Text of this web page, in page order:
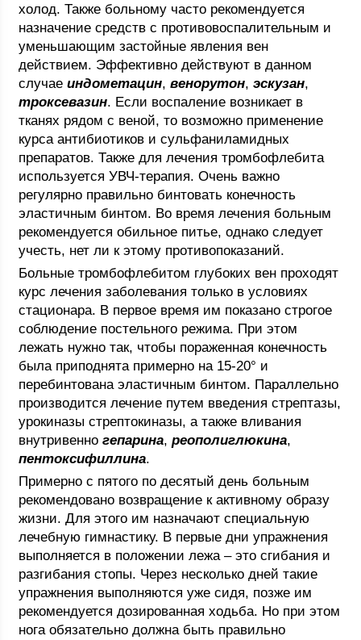
холод. Также больному часто рекомендуется
назначение средств с противовоспалительным и
уменьшающим застойные явления вен
действием. Эффективно действуют в данном
случаеиндометацин,венорутон,эскузан,
троксевазин. Если воспаление возникает в
тканях рядом с веной, то возможно применение
курса антибиотиков и сульфаниламидных
препаратов. Также для лечения тромбофлебита
используется УВЧ-терапия. Очень важно
регулярно правильно бинтовать конечность
эластичным бинтом. Во время лечения больным
рекомендуется обильное питье, однако следует
учесть, нет ли к этому противопоказаний.
Больные тромбофлебитом глубоких вен проходят
курс лечения заболевания только в условиях
стационара. В первое время им показано строгое
соблюдение постельного режима. При этом
лежать нужно так, чтобы пораженная конечность
была приподнята примерно на 15-20° и
перебинтована эластичным бинтом. Параллельно
производится лечение путем введения стрептазы,
урокиназы стрептокиназы, а также вливания
внутривенногепарина,реополиглюкина,
пентоксифиллина.
Примерно с пятого по десятый день больным
рекомендовано возвращение к активному образу
жизни. Для этого им назначают специальную
лечебную гимнастику. В первые дни упражнения
выполняется в положении лежа – это сгибания и
разгибания стопы. Через несколько дней такие
упражнения выполняются уже сидя, позже им
рекомендуется дозированная ходьба. Но при этом
нога обязательно должна быть правильно